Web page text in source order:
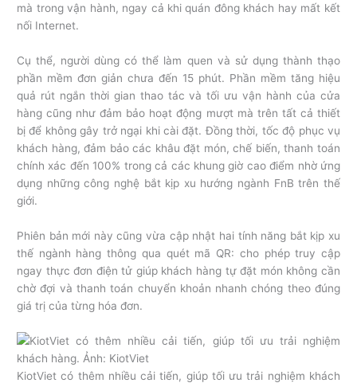
mà trong vận hành, ngay cả khi quán đông khách hay mất kết
nối Internet.
Cụ thể, người dùng có thể làm quen và sử dụng thành thạo
phần mềm đơn giản chưa đến 15 phút. Phần mềm tăng hiệu
quả rút ngắn thời gian thao tác và tối ưu vận hành của cửa
hàng cũng như đảm bảo hoạt động mượt mà trên tất cả thiết
bị để không gây trở ngại khi cài đặt. Đồng thời, tốc độ phục vụ
khách hàng, đảm bảo các khâu đặt món, chế biến, thanh toán
chính xác đến 100% trong cả các khung giờ cao điểm nhờ ứng
dụng những công nghệ bắt kịp xu hướng ngành FnB trên thế
giới.
Phiên bản mới này cũng vừa cập nhật hai tính năng bắt kịp xu
thế ngành hàng thông qua quét mã QR: cho phép truy cập
ngay thực đơn điện tử giúp khách hàng tự đặt món không cần
chờ đợi và thanh toán chuyển khoản nhanh chóng theo đúng
giá trị của từng hóa đơn.
KiotViet có thêm nhiều cải tiến, giúp tối ưu trải nghiệm khách